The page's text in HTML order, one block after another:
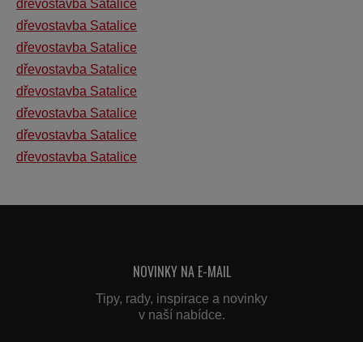
dřevostavba Satalice
dřevostavba Satalice
dřevostavba Satalice
dřevostavba Satalice
dřevostavba Satalice
dřevostavba Satalice
dřevostavba Satalice
dřevostavba Satalice
NOVINKY NA E-MAIL
Tipy, rady, inspirace a novinky
v naší nabídce.